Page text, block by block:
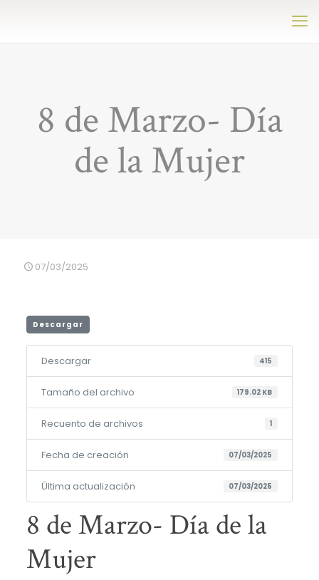
8 de Marzo- Día
de la Mujer
07/03/2025
Descargar
Descargar 415
Tamaño del archivo 179.02 KB
Recuento de archivos 1
Fecha de creación 07/03/2025
Última actualización 07/03/2025
8 de Marzo- Día de la
Mujer